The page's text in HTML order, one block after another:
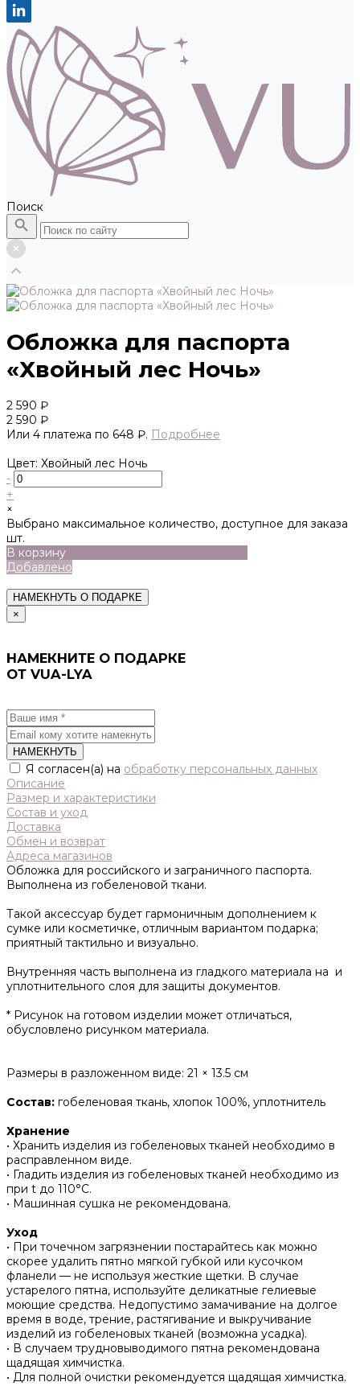
Поиск
Обложка для паспорта
«Хвойный лес Ночь»
2 590 ₽
2 590 ₽
Или 4 платежа по 648 ₽. Подробнее
Цвет: Хвойный лес Ночь
-
+
×
Выбрано максимальное количество, доступное для заказа
шт.
В корзину
Добавлено
НАМЕКНУТЬ О ПОДАРКЕ
×
НАМЕКНИТЕ О ПОДАРКЕ
ОТ VUA-LYA
НАМЕКНУТЬ
Я согласен(а) на обработку персональных данных
Описание
Размер и характеристики
Состав и уход
Доставка
Обмен и возврат
Адреса магазинов
Обложка для российского и заграничного паспорта.
Выполнена из гобеленовой ткани.
Такой аксессуар будет гармоничным дополнением к
сумке или косметичке, отличным вариантом подарка;
приятный тактильно и визуально.
Внутренняя часть выполнена из гладкого материала на и
уплотнительного слоя для защиты документов.
* Рисунок на готовом изделии может отличаться,
обусловлено рисунком материала.
Размеры в разложенном виде: 21 × 13.5 см
Состав: гобеленовая ткань, хлопок 100%, уплотнитель
Хранение
• Хранить изделия из гобеленовых тканей необходимо в
расправленном виде.
• ‌Гладить изделия из гобеленовых тканей необходимо из
при t до 110°С.
• ‌Машинная сушка не рекомендована.
Уход
• При точечном загрязнении постарайтесь как можно
скорее удалить пятно мягкой губкой или кусочком
фланели — не используя жесткие щетки. В случае
устарелого пятна, используйте деликатные гелиевые
моющие средства. Недопустимо замачивание на долгое
время в воде, трение, растягивание и выкручивание
изделий из гобеленовых тканей (возможна усадка).
• В случаем трудновыводимого пятна рекомендована
щадящая химчистка.
• Для полной очистки рекомендуется щадящая химчистка.